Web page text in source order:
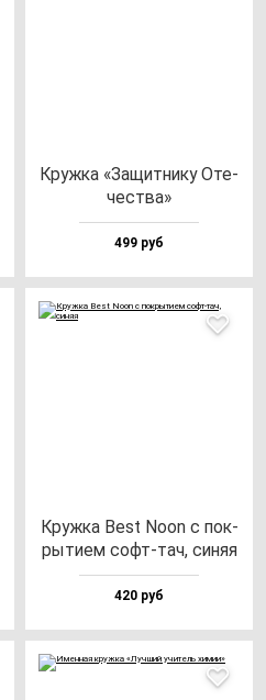
Круж­ка «Защит­ни­ку Оте­
чес­тва»
499 руб
Круж­ка Best Noon с пок­
ры­ти­ем софт-тач, си­няя
420 руб